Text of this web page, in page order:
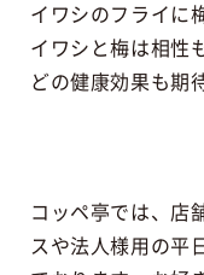
イワシのフライに
イワシと梅は相性
どの健康効果も期
コッペ亭では、店
スや法人様用の平